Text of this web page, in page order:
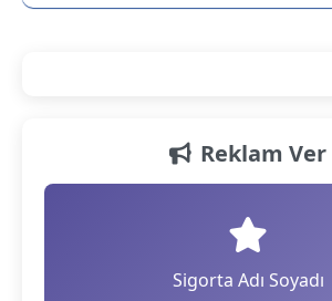
Reklam Ver
Sigorta Adı Soyadı